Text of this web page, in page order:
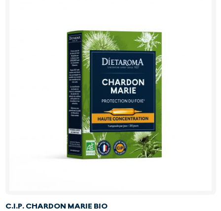
C.I.P. CHARDON MARIE BIO